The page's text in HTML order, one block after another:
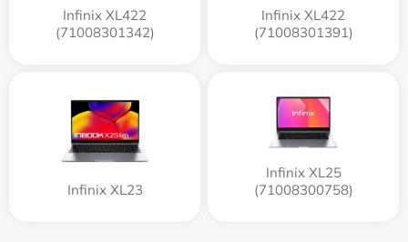
Infinix XL422
(71008301342)
Infinix XL422
(71008301391)
Infinix XL23
Infinix XL25
(71008300758)